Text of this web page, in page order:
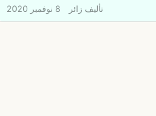
تأليف زائر 8 نوفمبر 2020